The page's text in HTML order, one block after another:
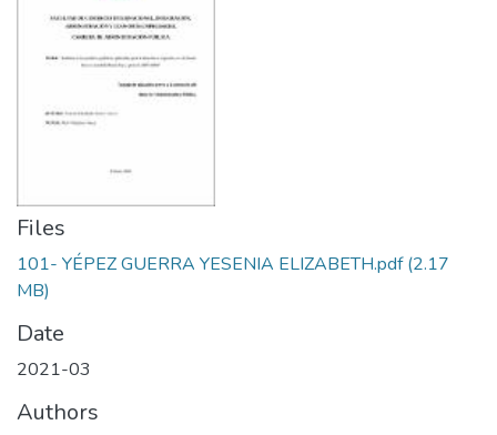
Files
101- YÉPEZ GUERRA YESENIA ELIZABETH.pdf(2.17
MB)
Date
2021-03
Authors